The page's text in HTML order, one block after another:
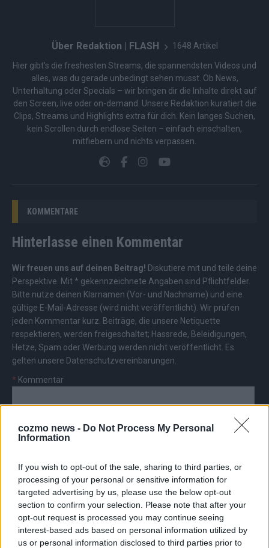
cozmo news - Do Not Process My Personal
Information
If you wish to opt-out of the sale, sharing to third parties, or
processing of your personal or sensitive information for
targeted advertising by us, please use the below opt-out
section to confirm your selection. Please note that after your
opt-out request is processed you may continue seeing
interest-based ads based on personal information utilized by
us or personal information disclosed to third parties prior to
Über Redaktion | FLASH 1648 Artikel
Hier gibt’s die freshesten Streams, die spannendsten Videos und
alles, was du gerade unbedingt sehen musst. Ob News,
Unterhaltung oder Specials – wir bringen dir die Inhalte direkt auf
den Screen, live oder on-demand. Unsere Redaktion kuratiert die
Clips, Streams und Highlights extra für dich. Kein langes Suchen,
kein Scrollen durch endlose Seiten – einfach einschalten,
mitfiebern und nichts verpassen.
KOMMENTARE
Hinterlasse einen Kommentar
Wir freuen uns auf deinen Beitrag! Diskutiere mit und teile deine
Perspektive. Mit * gekennzeichnete Angaben sind Pflichtfelder.
Bitte nutze deinen Klarnamen (Vor- und Nachname) und eine
gültige E-Mail-Adresse (wird nicht veröffentlicht). Wir prüfen
jeden Kommentar kurz. Beiträge, die unsere Netiquette
respektieren, werden freigeschaltet; Hassrede, Beleidigungen,
Hetze, Spam oder Werbung werden nicht veröffentlicht. Es
gelten unsere Datenschutzvereinbarungen
* Kommentar
Vor- und Nachname
E-Mail